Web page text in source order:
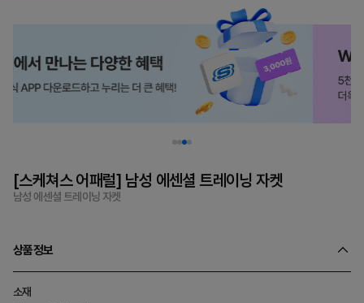
[스케쳐스 어패럴] 남성 에센셜 트레이닝 자켓
남성 에센셜 트레이닝 자켓
상품정보
소재